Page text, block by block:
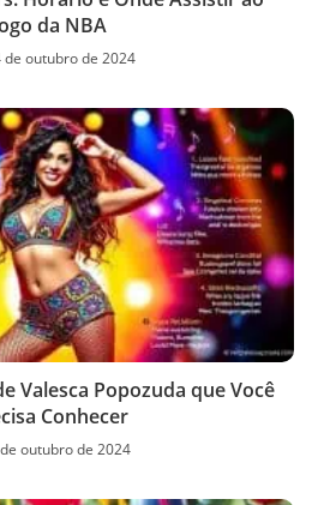
da NBA
de outubro de 2024
Valesca Popozuda que Você
Conhecer
outubro de 2024